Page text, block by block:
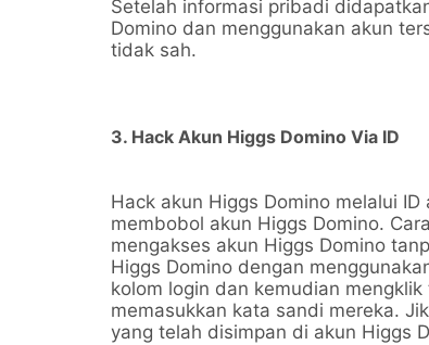
Setelah informasi pribadi
Domino dan menggunakan akun
tidak sah.
3. Hack Akun Higgs Domino Via ID
Hack akun Higgs Domino melalui
membobol akun Higgs Domino.
mengakses akun Higgs Domino
Higgs Domino dengan
kolom login dan kemudian
memasukkan kata sandi mereka.
yang telah disimpan di akun Higgs